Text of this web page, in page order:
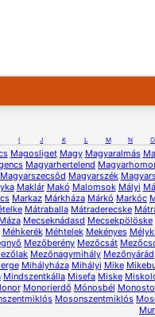
I J K L M N O
Magosliget Magy Magyaralmás
Magyarhertelend
Magyarszecsőd Magyarszék
Maklár Makó Malomsok Mályi
Markaz Márkháza Márkó Markóc
Mátraballa Mátraderecske
Máza Mecseknádasd Mecsekpölöske
Méhkerék Méhtelek Mekényes
Mezőberény Mezőcsát
Mezőnagymihály Mezőnyárád
Mihályháza Mihályi Mike
Mindszentkálla Misefa Miske
Monorierdő Mónosbél
Mosonszentmiklós